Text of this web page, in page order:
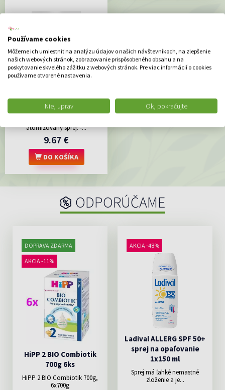
Používame cookies
Môžeme ich umiestniť na analýzu údajov o našich návštevníkoch, na zlepšenie
našich webových stránok, zobrazovanie prispôsobeného obsahu a na
poskytovanie skvelého zážitku z webových stránok. Pre viac informácií o cookies
používame otvorené nastavenia.
Nie, uprav Ok, pokračujte
Nisita nosový sprej 1x20
ml
atomizovaný sprej: -...
9.67 €
DO KOŠÍKA
ODPORÚČAME
DOPRAVA ZDARMA
AKCIA -11%
HiPP 2 BIO Combiotik
700g 6ks
HiPP 2 BIO Combiotik 700g,
6x700g
AKCIA -48%
Ladival ALLERG SPF 50+
sprej na opaľovanie
1x150 ml
Sprej má ľahké nemastné
zloženie a je...